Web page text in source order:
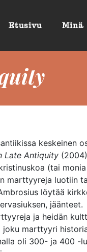
Etusivu Minä
keskeinen
Late Antiquity
(tai
marttyyreja luotiin
löytää
jäänteet.
ja heidän
marttyyri
oli 300- ja 400 -